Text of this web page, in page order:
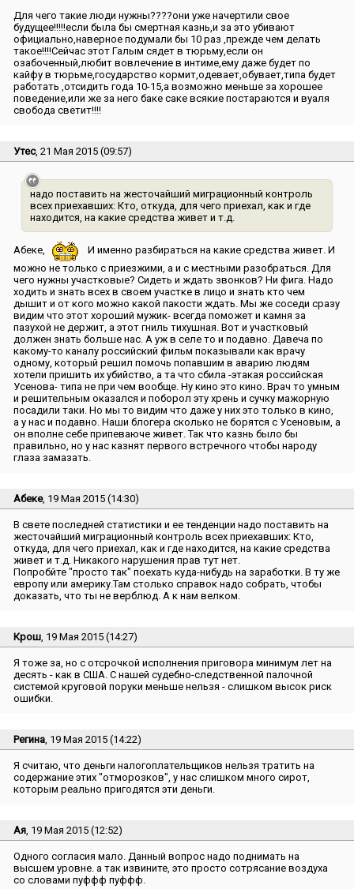
Для чего такие люди нужны????они уже начертили свое
будущее!!!!!если была бы смертная казнь,и за это убивают
официально,наверное подумали бы 10 раз ,прежде чем делать
такое!!!!Сейчас этот Галым сядет в тюрьму,если он
озабоченный,любит вовлечение в интиме,ему даже будет по
кайфу в тюрьме,государство кормит,одевает,обувает,типа будет
работать ,отсидить года 10-15,а возможно меньше за хорошее
поведение,или же за него баке саке всякие постараются и вуаля
свобода светит!!!!
Утес, 21 Мая 2015 (09:57)
надо поставить на жесточайший миграционный контроль
всех приехавших: Кто, откуда, для чего приехал, как и где
находится, на какие средства живет и т.д.
Абеке,
И именно разбираться на какие средства живет. И
можно не только с приезжими, а и с местными разобраться. Для
чего нужны участковые? Сидеть и ждать звонков? Ни фига. Надо
ходить и знать всех в своем участке в лицо и знать кто чем
дышит и от кого можно какой пакости ждать. Мы же соседи сразу
видим что этот хороший мужик- всегда поможет и камня за
пазухой не держит, а этот гниль тихушная. Вот и участковый
должен знать больше нас. А уж в селе то и подавно. Давеча по
какому-то каналу российский фильм показывали как врачу
одному, который решил помочь попавшим в аварию людям
хотели пришить их убийство, а та что сбила -этакая российская
Усенова- типа не при чем вообще. Ну кино это кино. Врач то умным
и решительным оказался и поборол эту хрень и сучку мажорную
посадили таки. Но мы то видим что даже у них это только в кино,
а у нас и подавно. Наши блогера сколько не борятся с Усеновым, а
он вполне себе припеваюче живет. Так что казнь было бы
правильно, но у нас казнят первого встречного чтобы народу
глаза замазать.
Абеке, 19 Мая 2015 (14:30)
В свете последней статистики и ее тенденции надо поставить на
жесточайший миграционный контроль всех приехавших: Кто,
откуда, для чего приехал, как и где находится, на какие средства
живет и т.д. Никакого нарушения прав тут нет.
Попробйте ″просто так″ поехать куда-нибудь на заработки. В ту же
европу или америку.Там столько справок надо собрать, чтобы
доказать, что ты не верблюд. А к нам велком.
Крош, 19 Мая 2015 (14:27)
Я тоже за, но с отсрочкой исполнения приговора минимум лет на
десять - как в США. С нашей судебно-следственной палочной
системой круговой поруки меньше нельзя - слишком высок риск
ошибки.
Регина, 19 Мая 2015 (14:22)
Я считаю, что деньги налогоплательщиков нельзя тратить на
содержание этих ″отморозков″, у нас слишком много сирот,
которым реально пригодятся эти деньги.
Ая, 19 Мая 2015 (12:52)
Одного согласия мало. Данный вопрос надо поднимать на
высшем уровне. а так извините, это просто сотрясание воздуха
со словами пуффф пуффф.